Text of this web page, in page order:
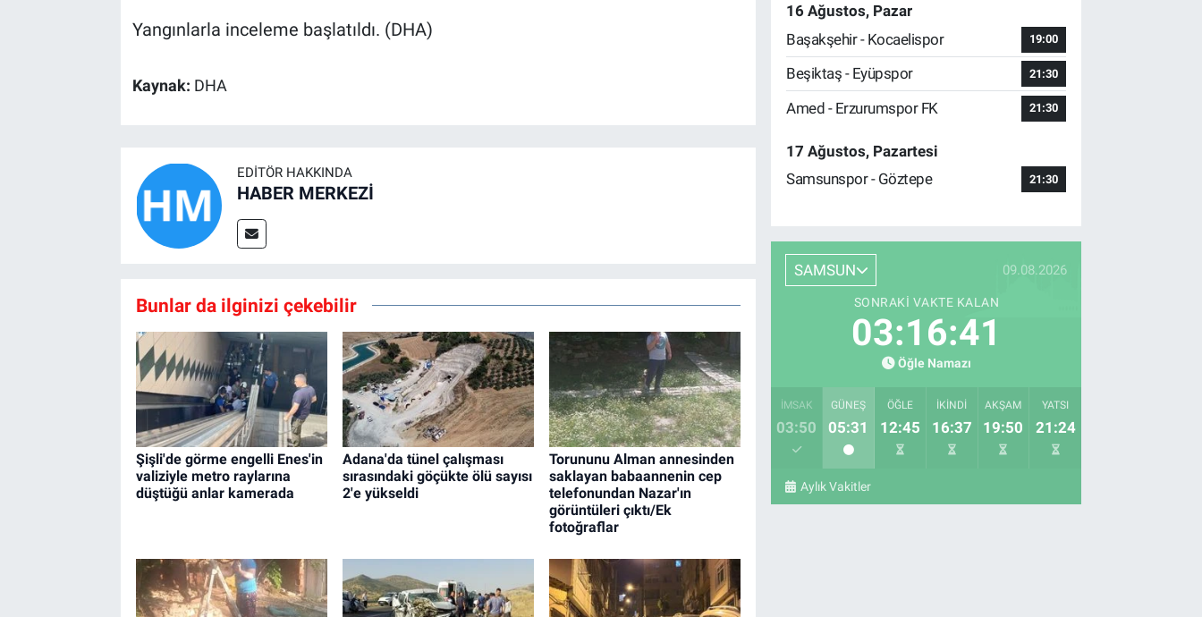
Yangınlarla inceleme başlatıldı. (DHA)
Kaynak: DHA
EDITÖR HAKKINDA
HABER MERKEZİ
Bunlar da ilginizi çekebilir
Şişli'de görme engelli Enes'in
valiziyle metro raylarına
düştüğü anlar kamerada
Adana'da tünel çalışması
sırasındaki göçükte ölü sayısı
2'e yükseldi
Torununu Alman annesinden
saklayan babaannenin cep
telefonundan Nazar'ın
görüntüleri çıktı/Ek
fotoğraflar
16 Ağustos, Pazar
Başakşehir - Kocaelispor
19:00
Beşiktaş - Eyüpspor 21:30
Amed - Erzurumspor FK 21:30
17 Ağustos, Pazartesi
Samsunspor - Göztepe
21:30
SAMSUN 09.08.2026
SONRAKI VAKTE KALAN
03:16:40
Öğle Namazı
İMSAK
03:50
GÜNEŞ
05:31
ÖĞLE
12:45
İKINDI
16:37
AKŞAM
19:50
YATSI
21:24
Aylık Vakitler